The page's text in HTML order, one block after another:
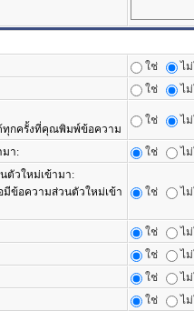
ใช่
ไ
ใช่
ไ
ด้ทุกครั้งที่คุณพิมพ์ข้อความ
ใช่ ไ
มา: ใช่
ไ
ตัวใหม่เข้ามา:
มีข้อความส่วนตัวใหม่เข้า
ใช่ ไ
ใช่
ไ
ใช่
ไ
ใช่
ไ
ใช่
ไ